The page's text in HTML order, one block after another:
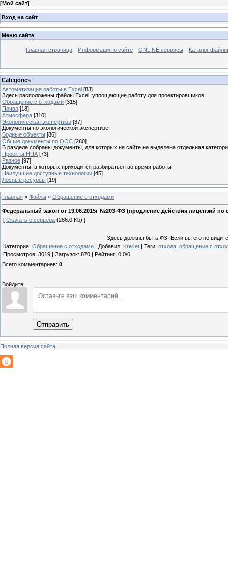
[Мой сайт]
Вход на сайт
Меню сайта
Главная страница Информация о сайте ONLINE сервисы Каталог
Categories
Автоматизация работы в Excel [83]
Здесь расположены файлы Excel, упрощающие работу для проектировщиков
Обращение с отходами [315]
Почва [18]
Атмосфера [310]
Экологическая экспертиза [37]
Документы по экологической экспертизе
Водные объекты [86]
Общие документы по ООС [260]
В разделе собраны документы, для которых на сайте не выделена отдельная
Проекты НПА [73]
Разное [97]
Документы, в которых приходится разбираться во время работы
Наилучшие доступные технологии [45]
Лесные ресурсы [19]
Главная » Файлы » Обращение с отходами
Федеральный закон от 19.06.2015г №203-ФЗ (продление действия лицензий
[ Скачать с сервера (286.0 Kb) ]
Здесь должны быть ФЗ. Если вы его не
Категория: Обращение с отходами Добавил: Kre4et Теги: отхода обращение с
Просмотров: 3019 Загрузок: 870 Рейтинг: 0.0/0
Всего комментариев: 0
Войдите:
Отправить
Полная версия сайта